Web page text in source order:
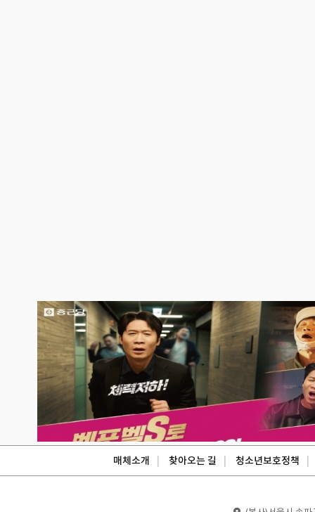
매체소개 찾아오는 길 청소년보호정책